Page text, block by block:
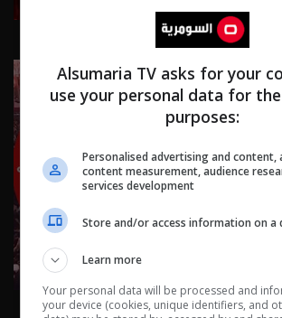
Alsumaria TV asks for your
use your personal data for
purposes:
Personalised advertising and content,
content measurement, audience
services development
Store and/or access information on a
Learn more
Your personal data will be processed and
your device (cookies, unique identifiers, and